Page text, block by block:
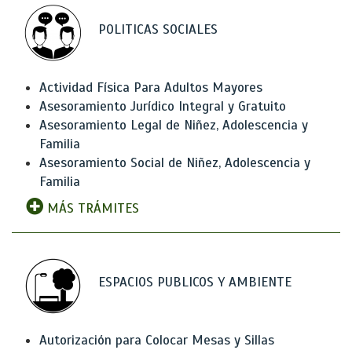
POLITICAS SOCIALES
Actividad Física Para Adultos Mayores
Asesoramiento Jurídico Integral y Gratuito
Asesoramiento Legal de Niñez, Adolescencia y
Familia
Asesoramiento Social de Niñez, Adolescencia y
Familia
MÁS TRÁMITES
ESPACIOS PUBLICOS Y AMBIENTE
Autorización para Colocar Mesas y Sillas